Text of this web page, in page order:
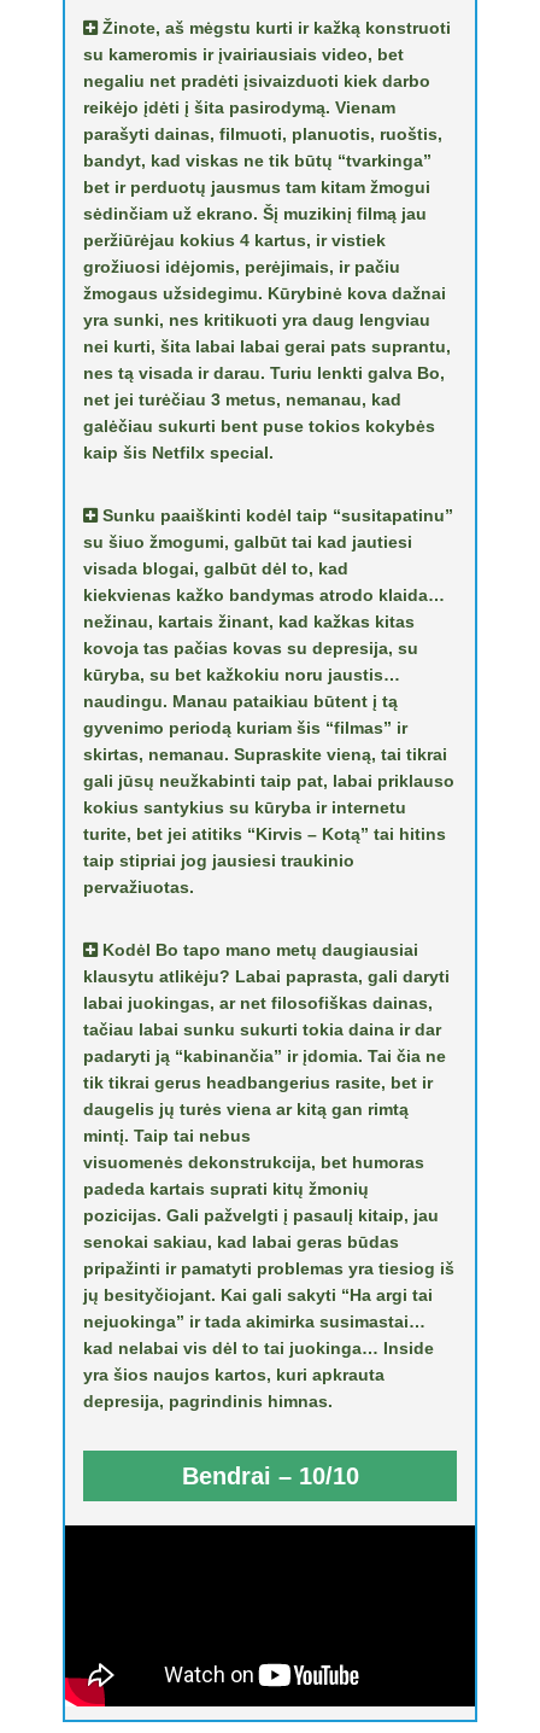
Žinote, aš mėgstu kurti ir kažką konstruoti
su kameromis ir įvairiausiais video, bet
negaliu net pradėti įsivaizduoti kiek darbo
reikėjo įdėti į šita pasirodymą. Vienam
parašyti dainas, filmuoti, planuotis, ruoštis,
bandyt, kad viskas ne tik būtų “tvarkinga”
bet ir perduotų jausmus tam kitam žmogui
sėdinčiam už ekrano. Šį muzikinį filmą jau
peržiūrėjau kokius 4 kartus, ir vistiek
grožiuosi idėjomis, perėjimais, ir pačiu
žmogaus užsidegimu. Kūrybinė kova dažnai
yra sunki, nes kritikuoti yra daug lengviau
nei kurti, šita labai labai gerai pats suprantu,
nes tą visada ir darau. Turiu lenkti galva Bo,
net jei turėčiau 3 metus, nemanau, kad
galėčiau sukurti bent puse tokios kokybės
kaip šis Netfilx special.
Sunku paaiškinti kodėl taip “susitapatinu”
su šiuo žmogumi, galbūt tai kad jautiesi
visada blogai, galbūt dėl to, kad
kiekvienas kažko bandymas atrodo klaida…
nežinau, kartais žinant, kad kažkas kitas
kovoja tas pačias kovas su depresija, su
kūryba, su bet kažkokiu noru jaustis…
naudingu. Manau pataikiau būtent į tą
gyvenimo periodą kuriam šis “filmas” ir
skirtas, nemanau. Supraskite vieną, tai tikrai
gali jūsų neužkabinti taip pat, labai priklauso
kokius santykius su kūryba ir internetu
turite, bet jei atitiks “Kirvis – Kotą” tai hitins
taip stipriai jog jausiesi traukinio
pervažiuotas.
Kodėl Bo tapo mano metų daugiausiai
klausytu atlikėju? Labai paprasta, gali daryti
labai juokingas, ar net filosofiškas dainas,
tačiau labai sunku sukurti tokia daina ir dar
padaryti ją “kabinančia” ir įdomia. Tai čia ne
tik tikrai gerus headbangerius rasite, bet ir
daugelis jų turės viena ar kitą gan rimtą
mintį. Taip tai nebus
visuomenės dekonstrukcija, bet humoras
padeda kartais suprati kitų žmonių
pozicijas. Gali pažvelgti į pasaulį kitaip, jau
senokai sakiau, kad labai geras būdas
pripažinti ir pamatyti problemas yra tiesiog iš
jų besityčiojant. Kai gali sakyti “Ha argi tai
nejuokinga” ir tada akimirka susimastai…
kad nelabai vis dėl to tai juokinga… Inside
yra šios naujos kartos, kuri apkrauta
depresija, pagrindinis himnas.
Bendrai – 10/10